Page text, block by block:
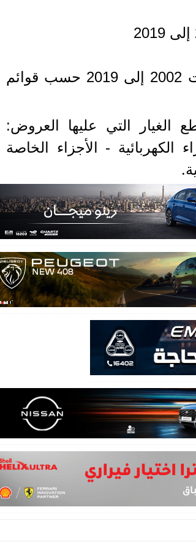
وتشمل الموديلات في العرض طرازات 2002 إلى 2019 حسب قوائم
الغيار التي عليها العروض:
- الأجزاء الخاصة